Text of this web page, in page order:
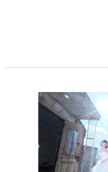
撮影料
着付け
アルバム
衣装追加
家族と撮影